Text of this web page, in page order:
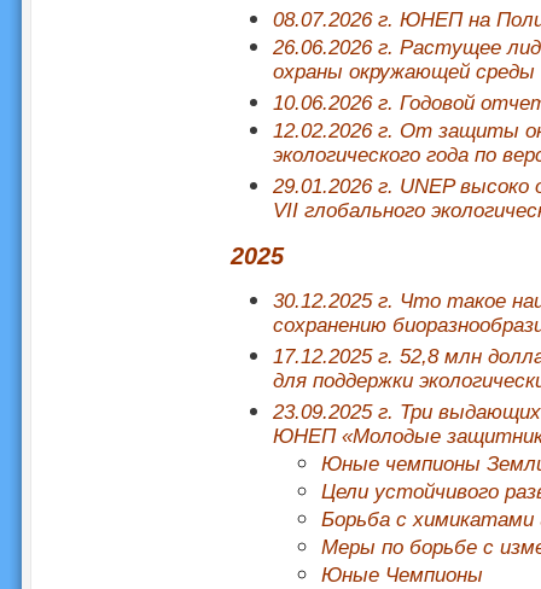
08.07.2026 г. ЮНЕП на
26.06.2026 г. Растущее
охраны окружающей среды
10.06.2026 г. Годовой
12.02.2026 г. От защиты
экологического года по
29.01.2026 г. UNEP
VII глобального
2025
30.12.2025 г. Что такое
сохранению
17.12.2025 г. 52,8 млн
для поддержки
23.09.2025 г. Три
ЮНЕП «Молодые
Юные чемпионы
Цели устойчивого
Борьба с химикатами
Меры по борьбе с
Юные Чемпионы